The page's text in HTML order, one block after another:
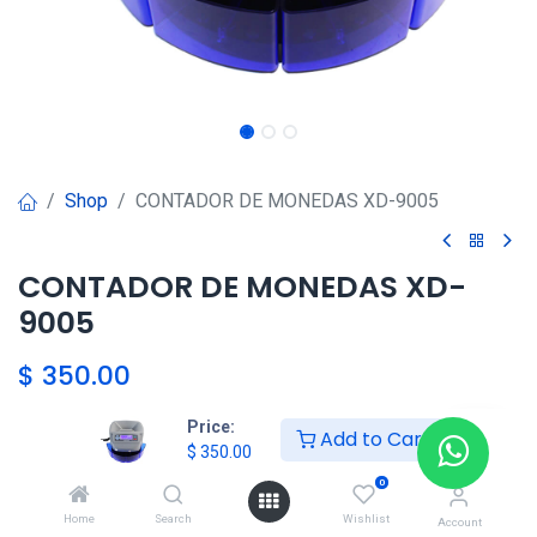
Price:
$ 350.00 Add to Cart
Home Search
0
Wishlist Account
Shop CONTADOR DE MONEDAS XD-9005
CONTADOR DE MONEDAS XD-
9005
$ 350.00
HKSEXPRESS
ALTOS DEL CHASE +507 6389-